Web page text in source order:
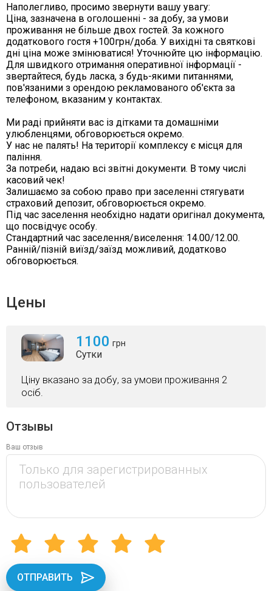
Наполегливо, просимо звернути вашу увагу:
Ціна, зазначена в оголошенні - за добу, за умови
проживання не більше двох гостей. За кожного
додаткового гостя +100грн/доба. У вихідні та святкові
дні ціна може змінюватися! Уточнюйте цю інформацію.
Для швидкого отримання оперативної інформації -
звертайтеся, будь ласка, з будь-якими питаннями,
пов'язаними з орендою рекламованого об'єкта за
телефоном, вказаним у контактах.
Ми раді прийняти вас із дітками та домашніми
улюбленцями, обговорюється окремо.
У нас не палять! На території комплексу є місця для
паління.
За потреби, надаю всі звітні документи. В тому числі
касовий чек!
Залишаємо за собою право при заселенні стягувати
страховий депозит, обговорюється окремо.
Під час заселення необхідно надати оригінал документа,
що посвідчує особу.
Стандартний час заселення/виселення: 14.00/12.00.
Ранній/пізній виїзд/заїзд можливий, додатково
обговорюється.
Цены
1100 грн
Сутки
Ціну вказано за добу, за умови проживання 2
осіб.
Отзывы
Ваш отзыв
ОТПРАВИТЬ